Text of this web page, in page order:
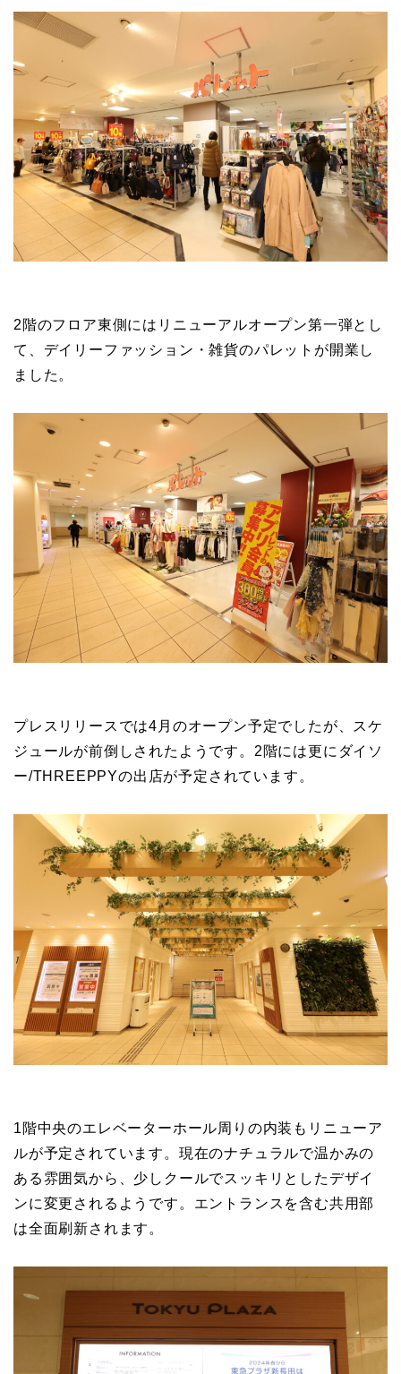
2階のフロア東側にはリニューアルオープン第一弾とし
て、デイリーファッション・雑貨のパレットが開業し
ました。
プレスリリースでは4月のオープン予定でしたが、スケ
ジュールが前倒しされたようです。2階には更にダイソ
ー/THREEPPYの出店が予定されています。
1階中央のエレベーターホール周りの内装もリニューア
ルが予定されています。現在のナチュラルで温かみの
ある雰囲気から、少しクールでスッキリとしたデザイ
ンに変更されるようです。エントランスを含む共用部
は全面刷新されます。